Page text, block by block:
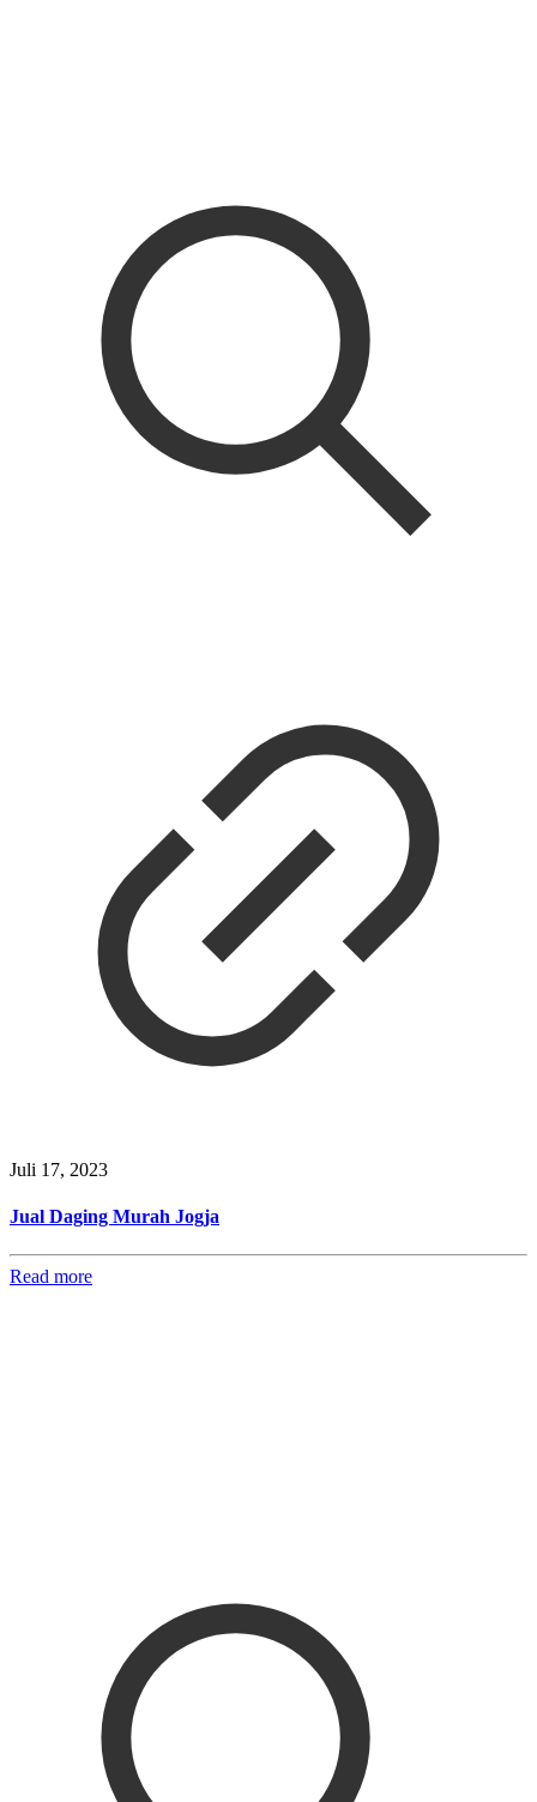
Juli 17, 2023
Jual Daging Murah Jogja
Read more